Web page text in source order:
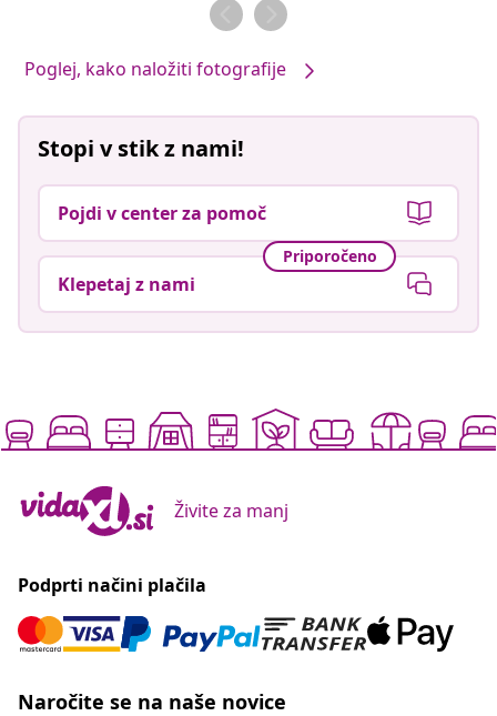
objavil
Poglej, kako naložiti fotografije
Stopi v stik z nami!
Pojdi v center za pomoč
Priporočeno
Klepetaj z nami
Živite za manj
Podprti načini plačila
Naročite se na naše novice